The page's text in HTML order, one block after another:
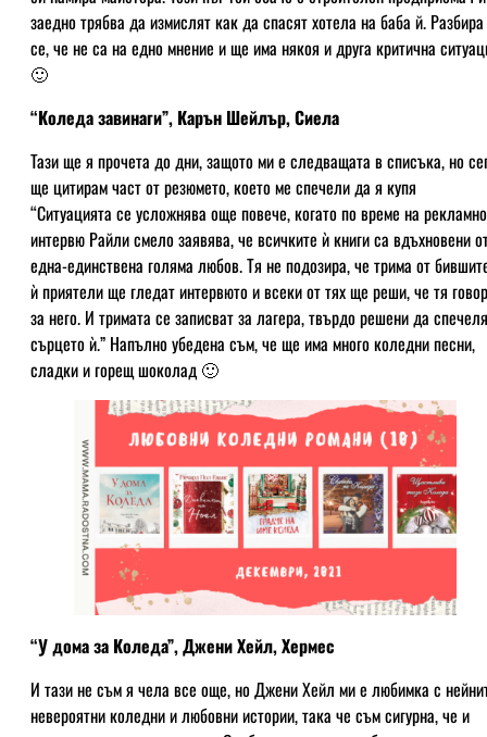
заедно трябва да измислят как да спасят хотела на баба й. Разбира
се, че не са на едно мнение и ще има някоя и друга критична
🙂
“Коледа завинаги”, Карън Шейлър, Сиела
Тази ще я прочета до дни, защото ми е следващата в списъка, но
ще цитирам част от резюмето, което ме спечели да я купя
“Ситуацията се усложнява още повече, когато по време на рекламно
интервю Райли смело заявява, че всичките ѝ книги са вдъхновени
една-единствена голяма любов. Тя не подозира, че трима от
ѝ приятели ще гледат интервюто и всеки от тях ще реши, че тя
за него. И тримата се записват за лагера, твърдо решени да
сърцето ѝ.” Напълно убедена съм, че ще има много коледни песни,
сладки и горещ шоколад 🙂
“У дома за Коледа”, Джени Хейл, Хермес
И тази не съм я чела все още, но Джени Хейл ми е любимка с
невероятни коледни и любовни истории, така че съм сигурна, че и